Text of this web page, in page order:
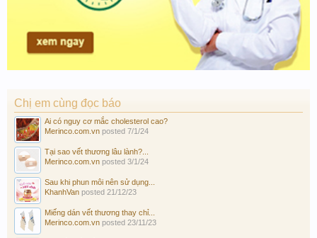
Chị em cùng đọc báo
Ai có nguy cơ mắc cholesterol cao?
Merinco.com.vn posted 7/1/24
Tại sao vết thương lâu lành?...
Merinco.com.vn posted 3/1/24
Sau khi phun môi nên sử dụng...
KhanhVan posted 21/12/23
Miếng dán vết thương thay chỉ...
Merinco.com.vn posted 23/11/23